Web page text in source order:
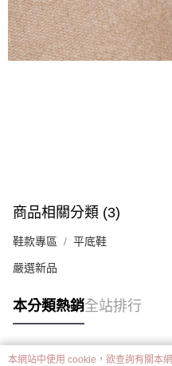
商品相關分類 (3)
鞋款專區 平底鞋
嚴選新品
本分類熱銷全站排行
本網站中使用 cookie，欲查詢有關本